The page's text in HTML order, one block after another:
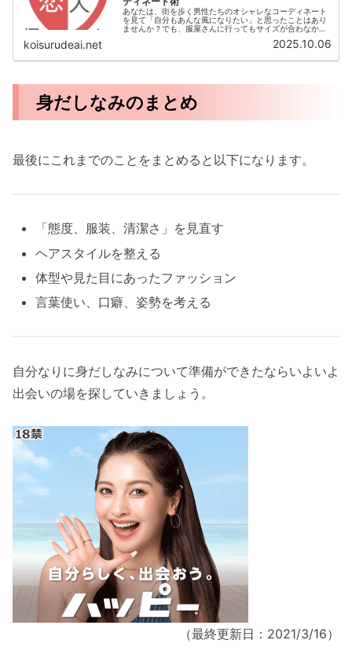
あなたは、街を歩く男性たちのオシャレなコーディネート
を見て「自分もあんな風になりたい」と思ったことはあり
ませんか？でも、服屋さんに行ってもサイズが合わなかっ
koisurudeai.net 2025.10.06
身だしなみのまとめ
最後にこれまでのことをまとめると以下になります。
「態度、服装、清潔さ」を見直す
ヘアスタイルを整える
体型や見た目にあったファッション
言葉使い、口癖、姿勢を考える
自分なりに身だしなみについて準備ができたならいよいよ
出会いの場を探していきましょう。
（最終更新日：2021/3/16）